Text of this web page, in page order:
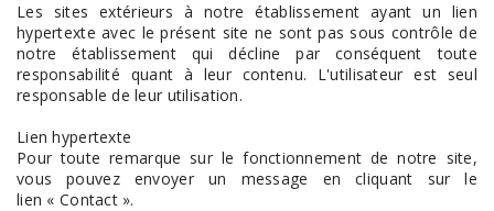
Les sites extérieurs à notre établissement ayant un lien
hypertexte avec le présent site ne sont pas sous contrôle de
notre établissement qui décline par conséquent toute
responsabilité quant à leur contenu. L'utilisateur est seul
responsable de leur utilisation.
Lien hypertexte
Pour toute remarque sur le fonctionnement de notre site,
vous pouvez envoyer un message en cliquant sur le
lien « Contact ».